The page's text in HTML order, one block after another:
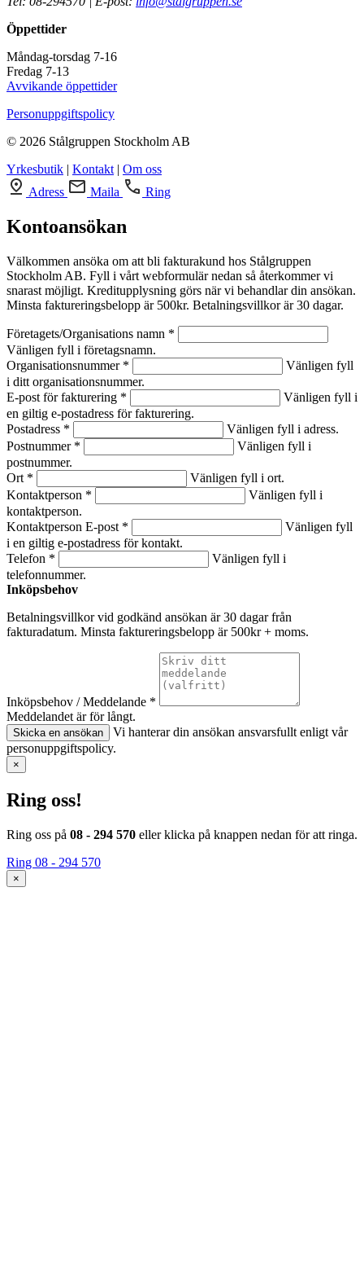
Öppettider
Måndag-torsdag 7-16
Fredag 7-13
Avvikande öppettider
Personuppgiftspolicy
© 2026 Stålgruppen Stockholm AB
Yrkesbutik | Kontakt | Om oss
Adress
Maila Ring
Kontoansökan
Välkommen ansöka om att bli fakturakund hos Stålgruppen
Stockholm AB. Fyll i vårt webformulär nedan så återkommer vi
snarast möjligt. Kreditupplysning görs när vi behandlar din ansökan.
Minsta faktureringsbelopp är 500kr. Betalningsvillkor är 30 dagar.
Företagets/Organisations namn *
Vänligen fyll i företagsnamn.
Organisationsnummer *
Vänligen fyll
i ditt organisationsnummer.
E-post för fakturering *
Vänligen fyll i
en giltig e-postadress för fakturering.
Postadress *
Vänligen fyll i adress.
Postnummer *
Vänligen fyll i
postnummer.
Ort *
Vänligen fyll i ort.
Kontaktperson *
Vänligen fyll i
kontaktperson.
Kontaktperson E-post *
Vänligen fyll
i en giltig e-postadress för kontakt.
Telefon *
Vänligen fyll i
telefonnummer.
Inköpsbehov
Betalningsvillkor vid godkänd ansökan är 30 dagar från
fakturadatum. Minsta faktureringsbelopp är 500kr + moms.
Inköpsbehov / Meddelande *
Meddelandet är för långt.
Skicka en ansökan
Vi hanterar din ansökan ansvarsfullt enligt vår
personuppgiftspolicy.
×
Ring oss!
Ring oss på 08 - 294 570 eller klicka på knappen nedan för att ringa.
Ring 08 - 294 570
×